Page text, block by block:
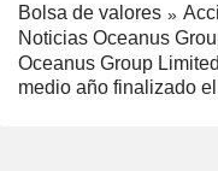
Bolsa de valores
Noticias Oceanus
Oceanus Group
medio año finalizado